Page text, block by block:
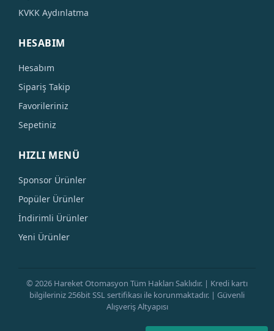
KVKK Aydınlatma
HESABIM
Hesabım
Sipariş Takip
Favorileriniz
Sepetiniz
HIZLI MENÜ
Sponsor Ürünler
Popüler Ürünler
İndirimli Ürünler
Yeni Ürünler
© 2026 Hareket Otomasyon Tüm Hakları Saklıdır. | Kredi kartı
bilgileriniz 256bit SSL sertifikası ile korunmaktadır. | Güvenli
Alışveriş Altyapısı